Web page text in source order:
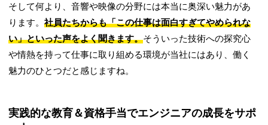
そして何より、音響や映像の分野には本当に奥深い魅力があ
ります。社員たちからも「この仕事は面白すぎてやめられな
い」といった声をよく聞きます。そういった技術への探究心
や情熱を持って仕事に取り組める環境が当社にはあり、働く
魅力のひとつだと感じますね。
実践的な教育＆資格手当でエンジニアの成長をサポ